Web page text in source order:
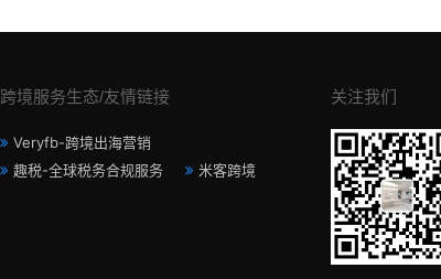
跨境服务生态/友情链接
Veryfb-跨境出海营销
趣税-全球税务合规服务
米客跨境
关注我们